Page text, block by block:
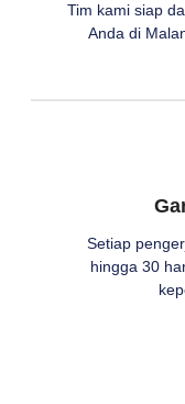
Tim kami siap
Anda di
Setiap
hingga 30